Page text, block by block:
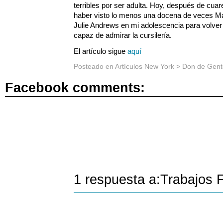
terribles por ser adulta. Hoy, después de
haber visto lo menos una docena de veces
Julie Andrews en mi adolescencia para
capaz de admirar la cursilería.
El artículo sigue aquí
Posteado en Artículos New York > Don de
Facebook comments:
1 respuesta a:Trabajos